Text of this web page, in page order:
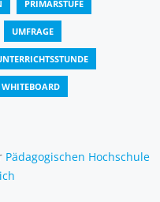
PRIMARSTUFE
UMFRAGE
WHITEBOARD
Pädagogischen Hochschule